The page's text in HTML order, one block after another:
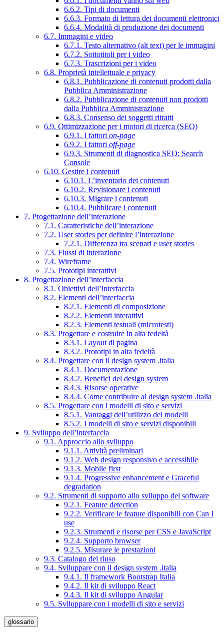
6.6.2. Tipi di documenti
6.6.3. Formato di lettura dei documenti elettronici
6.6.4. Modalità di produzione dei documenti
6.7. Immagini e video
6.7.1. Testo alternativo (alt text) per le immagini
6.7.2. Sottotitoli per i video
6.7.3. Trascrizioni per i video
6.8. Proprietà intellettuale e privacy
6.8.1. Pubblicazione di contenuti prodotti dalla
Pubblica Amministrazione
6.8.2. Pubblicazione di contenuti non prodotti
dalla Pubblica Amministrazione
6.8.3. Consenso dei soggetti ritratti
6.9. Ottimizzazione per i motori di ricerca (SEO)
6.9.1. I fattori on-page
6.9.2. I fattori off-page
6.9.3. Strumenti di diagnostica SEO: Search
Console
6.10. Gestire i contenuti
6.10.1. L’inventario dei contenuti
6.10.2. Revisionare i contenuti
6.10.3. Migrare i contenuti
6.10.4. Pubblicare i contenuti
7. Progettazione dell’interazione
7.1. Caratteristiche dell’interazione
7.2. User stories per definire l’interazione
7.2.1. Differenza tra scenari e user stories
7.3. Flussi di interazione
7.4. Wireframe
7.5. Prototipi interattivi
8. Progettazione dell’interfaccia
8.1. Obiettivi dell’interfaccia
8.2. Elementi dell’interfaccia
8.2.1. Elementi di composizione
8.2.2. Elementi interattivi
8.2.3. Elementi testuali (microtesti)
8.3. Progettare e costruire in alta fedeltà
8.3.1. Layout di pagina
8.3.2. Prototipi in alta fedeltà
8.4. Progettare con il design system .italia
8.4.1. Documentazione
8.4.2. Benefici del design system
8.4.3. Risorse operative
8.4.4. Come contribuire al design system .italia
8.5. Progettare con i modelli di sito e servizi
8.5.1. Vantaggi dell’utilizzo dei modelli
8.5.2. I modelli di sito e servizi disponibili
9. Sviluppo dell’interfaccia
9.1. Approccio allo sviluppo
9.1.1. Attività preliminari
9.1.2. Web design responsivo e accessibile
9.1.3. Mobile first
9.1.4. Progressive enhancement e Graceful
degradation
9.2. Strumenti di supporto allo sviluppo del software
9.2.1. Feature detection
9.2.2. Verificare le feature disponibili con Can I
use
9.2.3. Strumenti e risorse per CSS e JavaScript
9.2.4. Supporto browser
9.2.5. Misurare le prestazioni
9.3. Catalogo del riuso
9.4. Sviluppare con il design system .italia
9.4.1. Il framework Bootstrap Italia
9.4.2. Il kit di sviluppo React
9.4.3. Il kit di sviluppo Angular
9.5. Sviluppare con i modelli di sito e servizi
glossario